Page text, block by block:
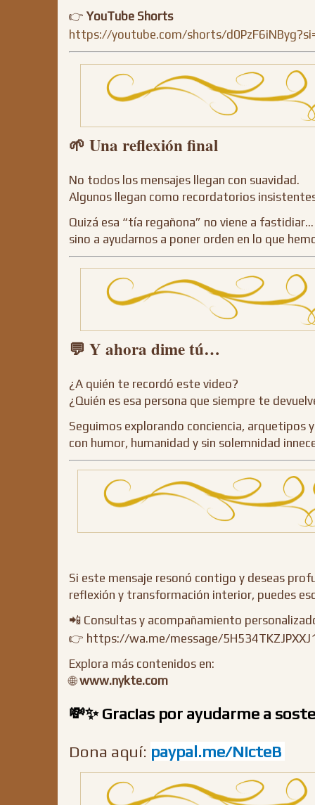
👉 YouTube Shorts
https://youtube.com/shorts/
🌱 Una reflexión final
No todos los mensajes llegan con suavidad.
Algunos llegan como recordatorios
Quizá esa “tía regañona” no viene a fastidiar…
sino a ayudarnos a poner orden en lo que
💬 Y ahora dime tú…
¿A quién te recordó este video?
¿Quién es esa persona que siempre te
Seguimos explorando conciencia, arquetipos
con humor, humanidad y sin solemnidad
Si este mensaje resonó contigo y deseas
reflexión y transformación interior, puedes
📲 Consultas y acompañamiento
👉 https://wa.me/message/
Explora más contenidos en:
🌐www.nykte.com
💸✨ Gracias por ayudarme a
Dona aquí: paypal.me/NicteB